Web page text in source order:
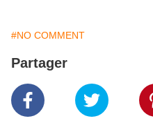
#NO COMMENT
Partager